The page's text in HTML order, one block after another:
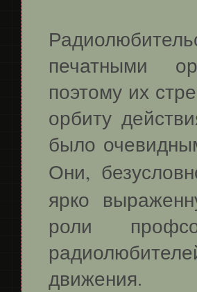
печатными
поэтому их
орбиту
было
Они,
ярко
роли
движения.